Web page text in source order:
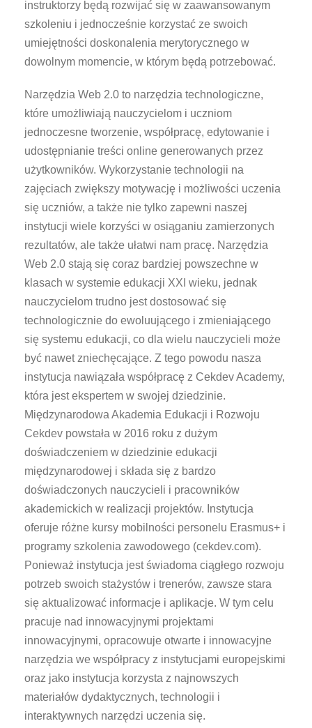
instruktorzy będą rozwijać się w zaawansowanym
szkoleniu i jednocześnie korzystać ze swoich
umiejętności doskonalenia merytorycznego w
dowolnym momencie, w którym będą potrzebować.
Narzędzia Web 2.0 to narzędzia technologiczne,
które umożliwiają nauczycielom i uczniom
jednoczesne tworzenie, współpracę, edytowanie i
udostępnianie treści online generowanych przez
użytkowników. Wykorzystanie technologii na
zajęciach zwiększy motywację i możliwości uczenia
się uczniów, a także nie tylko zapewni naszej
instytucji wiele korzyści w osiąganiu zamierzonych
rezultatów, ale także ułatwi nam pracę. Narzędzia
Web 2.0 stają się coraz bardziej powszechne w
klasach w systemie edukacji XXI wieku, jednak
nauczycielom trudno jest dostosować się
technologicznie do ewoluującego i zmieniającego
się systemu edukacji, co dla wielu nauczycieli może
być nawet zniechęcające. Z tego powodu nasza
instytucja nawiązała współpracę z Cekdev Academy,
która jest ekspertem w swojej dziedzinie.
Międzynarodowa Akademia Edukacji i Rozwoju
Cekdev powstała w 2016 roku z dużym
doświadczeniem w dziedzinie edukacji
międzynarodowej i składa się z bardzo
doświadczonych nauczycieli i pracowników
akademickich w realizacji projektów. Instytucja
oferuje różne kursy mobilności personelu Erasmus+ i
programy szkolenia zawodowego (cekdev.com).
Ponieważ instytucja jest świadoma ciągłego rozwoju
potrzeb swoich stażystów i trenerów, zawsze stara
się aktualizować informacje i aplikacje. W tym celu
pracuje nad innowacyjnymi projektami
innowacyjnymi, opracowuje otwarte i innowacyjne
narzędzia we współpracy z instytucjami europejskimi
oraz jako instytucja korzysta z najnowszych
materiałów dydaktycznych, technologii i
interaktywnych narzędzi uczenia się.